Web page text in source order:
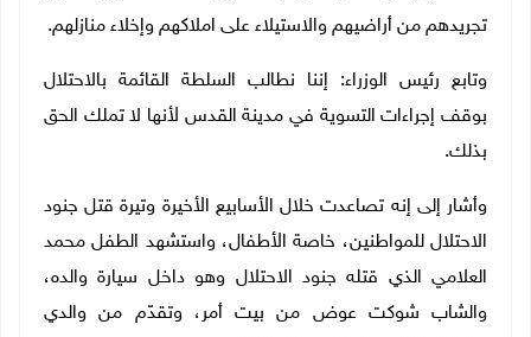
تجريدهم من أراضيهم والاستيلاء على املاكهم وإخلاء منازلهم.
وتابع رئيس الوزراء: إننا نطالب السلطة القائمة بالاحتلال
بوقف إجراءات التسوية في مدينة القدس لأنها لا تملك الحق
بذلك.
وأشار إلى إنه تصاعدت خلال الأسابيع الأخيرة وتيرة قتل جنود
الاحتلال للمواطنين، خاصة الأطفال، واستشهد الطفل محمد
العلامي الذي قتله جنود الاحتلال وهو داخل سيارة والده،
والشاب شوكت عوض من بيت أمر، وتقدّم من والدي